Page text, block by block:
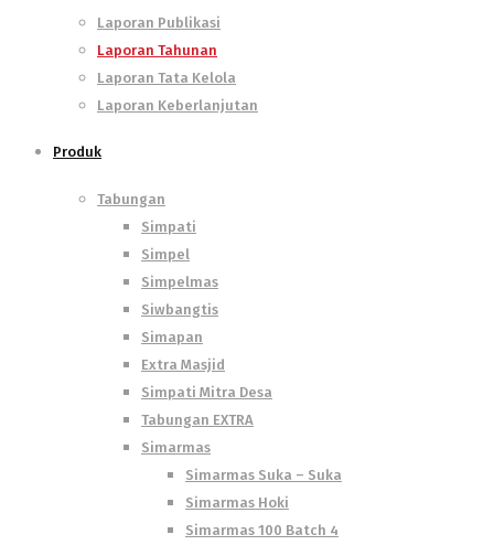
Laporan Publikasi
Laporan Tahunan
Laporan Tata Kelola
Laporan Keberlanjutan
Produk
Tabungan
Simpati
Simpel
Simpelmas
Siwbangtis
Simapan
Extra Masjid
Simpati Mitra Desa
Tabungan EXTRA
Simarmas
Simarmas Suka – Suka
Simarmas Hoki
Simarmas 100 Batch 4